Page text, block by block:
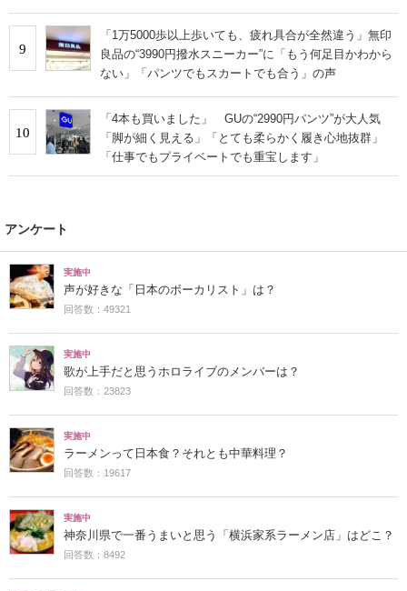
9
「1万5000歩以上歩いても、疲れ具合が全然違う」無印
良品の“3990円撥水スニーカー”に「もう何足目かわから
ない」「パンツでもスカートでも合う」の声
10
「4本も買いました」 GUの“2990円パンツ”が大人気
「脚が細く見える」「とても柔らかく履き心地抜群」
「仕事でもプライベートでも重宝します」
アンケート
実施中
声が好きな「日本のボーカリスト」は？
回答数：49321
実施中
歌が上手だと思うホロライブのメンバーは？
回答数：23823
実施中
ラーメンって日本食？それとも中華料理？
回答数：19617
実施中
神奈川県で一番うまいと思う「横浜家系ラーメン店」はどこ？
回答数：8492